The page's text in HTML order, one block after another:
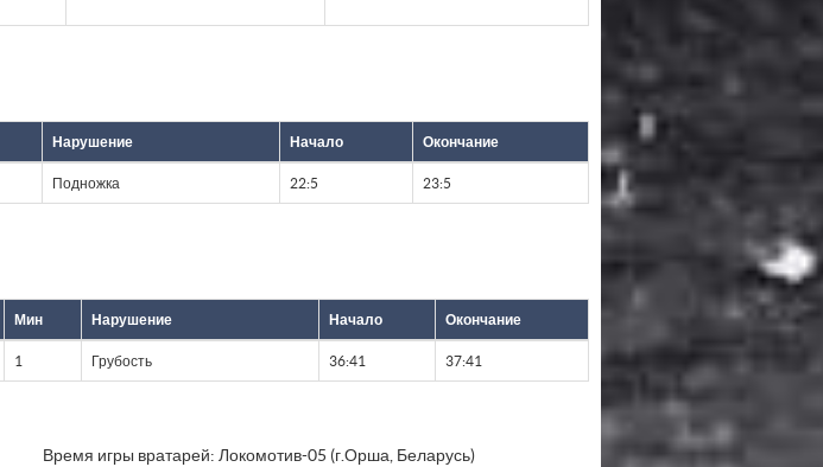
Нарушение Начало Окончание
Подножка 22:5 23:5
Мин Нарушение Начало Окончание
1 Грубость 36:41 37:41
Время игры вратарей: Локомотив-05 (г.Орша, Беларусь)